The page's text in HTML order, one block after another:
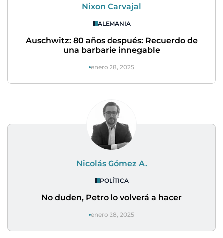
Nixon Carvajal
ALEMANIA
Auschwitz: 80 años después: Recuerdo de
una barbarie innegable
enero 28, 2025
Nicolás Gómez A.
POLÍTICA
No duden, Petro lo volverá a hacer
enero 28, 2025